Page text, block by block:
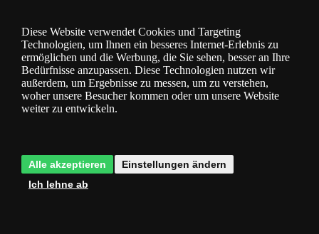
Fragen
Diese Website verwendet Cookies und Targeting
Technologien, um Ihnen ein besseres Internet-Erlebnis zu
ermöglichen und die Werbung, die Sie sehen, besser an Ihre
Bedürfnisse anzupassen. Diese Technologien nutzen wir
außerdem, um Ergebnisse zu messen, um zu verstehen,
woher unsere Besucher kommen oder um unsere Website
weiter zu entwickeln.
Alle akzeptieren
Einstellungen ändern
Ich lehne ab